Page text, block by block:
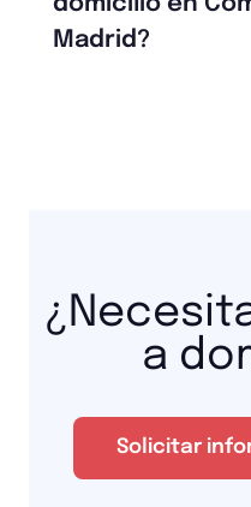
Madrid?
a
Solicitar